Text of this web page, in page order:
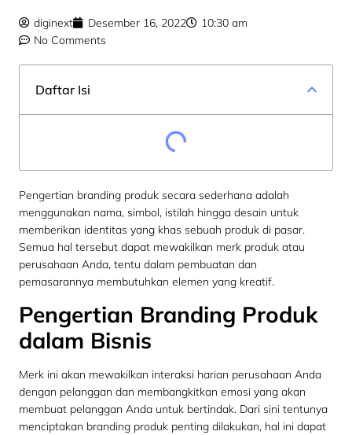
diginext Desember 16, 2022
10:30 am
No Comments
Daftar Isi
Pengertian branding produk secara sederhana adalah
menggunakan nama, simbol, istilah hingga desain untuk
memberikan identitas yang khas sebuah produk di pasar.
Semua hal tersebut dapat mewakilkan merk produk atau
perusahaan Anda, tentu dalam pembuatan dan
pemasarannya membutuhkan elemen yang kreatif.
Pengertian Branding Produk
dalam Bisnis
Merk ini akan mewakilkan interaksi harian perusahaan Anda
dengan pelanggan dan membangkitkan emosi yang akan
membuat pelanggan Anda untuk bertindak. Dari sini tentunya
menciptakan branding produk penting dilakukan, hal ini dapat